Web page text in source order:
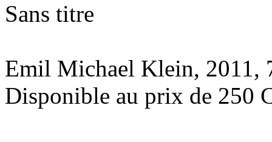
Sans titre
Emil Michael Klein, 2011,
Disponible au prix de 250